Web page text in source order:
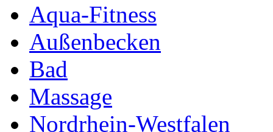
Aqua-Fitness
Außenbecken
Bad
Massage
Nordrhein-Westfalen